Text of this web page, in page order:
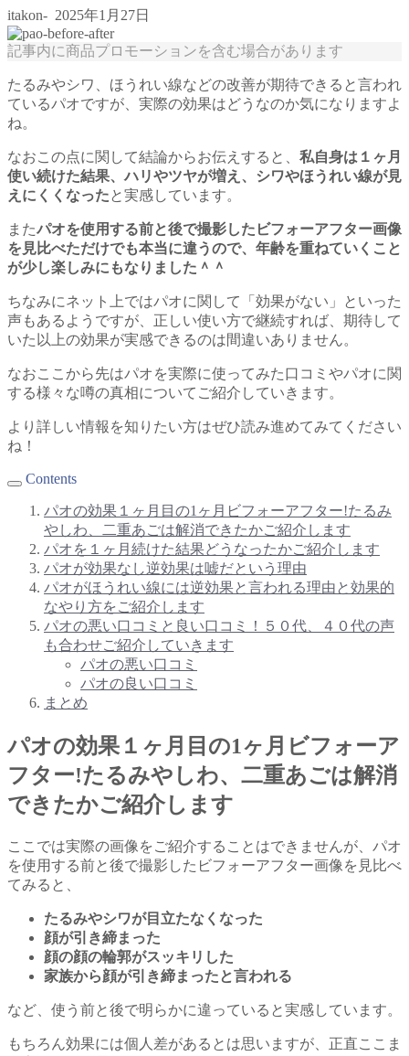
itakon- 2025年1月27日
記事内に商品プロモーションを含む場合があります
たるみやシワ、ほうれい線などの改善が期待できると言われ
ているパオですが、実際の効果はどうなのか気になりますよ
ね。
なおこの点に関して結論からお伝えすると、 私自身は１ヶ月
使い続けた結果、ハリやツヤが増え、シワやほうれい線が見
えにくくなった と実感しています。
またパオを使用する前と後で撮影したビフォーアフター画像
を見比べただけでも本当に違うので、年齢を重ねていくこと
が少し楽しみにもなりました＾＾
ちなみにネット上ではパオに関して「効果がない」といった
声もあるようですが、正しい使い方で継続すれば、期待して
いた以上の効果が実感できるのは間違いありません。
なおここから先はパオを実際に使ってみた口コミやパオに関
する様々な噂の真相についてご紹介していきます。
より詳しい情報を知りたい方はぜひ読み進めてみてください
ね！
Contents
パオの効果１ヶ月目の1ヶ月ビフォーアフター!たるみ
やしわ、二重あごは解消できたかご紹介します
パオを１ヶ月続けた結果どうなったかご紹介します
パオが効果なし逆効果は嘘だという理由
パオがほうれい線には逆効果と言われる理由と効果的
なやり方をご紹介します
パオの悪い口コミと良い口コミ！５０代、４０代の声
も合わせご紹介していきます
パオの悪い口コミ
パオの良い口コミ
まとめ
パオの効果１ヶ月目の1ヶ月ビフォーア
フター!たるみやしわ、二重あごは解消
できたかご紹介します
ここでは実際の画像をご紹介することはできませんが、パオ
を使用する前と後で撮影したビフォーアフター画像を見比べ
てみると、
たるみやシワが目立たなくなった
顔が引き締まった
顔の顔の輪郭がスッキリした
家族から顔が引き締まったと言われる
など、使う前と後で明らかに違っていると実感しています。
もちろん効果には個人差があるとは思いますが、正直ここま